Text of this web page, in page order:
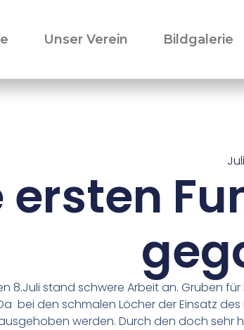
Unser Verein Bildgalerie
ersten
8.Juli stand schwere Arbeit an. Gruben
bei den schmalen Löcher der Einsatz
werden. Durch den doch sehr